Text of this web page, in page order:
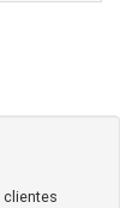
clientes